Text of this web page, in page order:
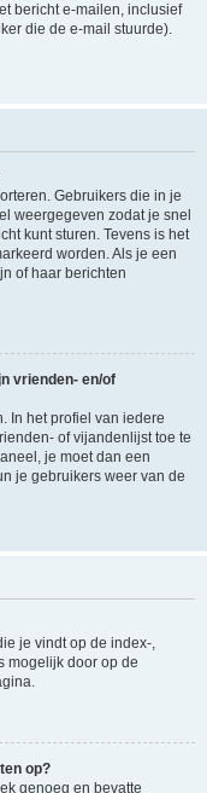
bericht e-mailen, inclusief
die de e-mail stuurde).
Gebruikers die in je
weergegeven zodat je snel
kunt sturen. Tevens is het
worden. Als je een
of haar berichten
vrienden- en/of
In het profiel van iedere
of vijandenlijst toe te
je moet dan een
je gebruikers weer van de
je vindt op de index-,
mogelijk door op de
op?
genoeg en bevatte